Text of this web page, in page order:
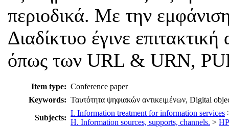
περιοδικά. Με την
Διαδίκτυο έγινε
όπως των URL & URN,
Item type: Conference paper
Keywords: Ταυτότητα ψηφιακών αντικειμένων, Digital
Subjects:
I. Information treatment for information services
H. Information sources, supports, channels. >